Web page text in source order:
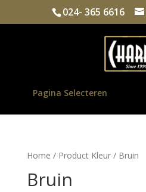
024- 365 6616
Pagina Selecteren
Home / Product Kleur / Bruin
Bruin